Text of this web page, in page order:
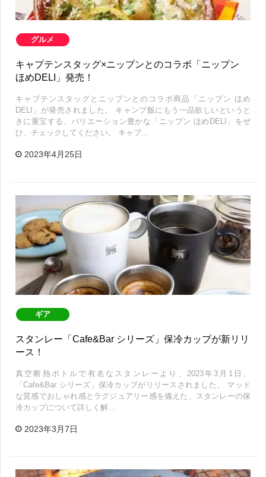
グルメ
キャプテンスタッグ×ニップンとのコラボ「ニップン
ほめDELI」発売！
キャプテンスタッグとニップンとのコラボ商品「ニップン ほめ
DELI」が発売されました。 キャンプ飯にもう一品欲しいというと
きに重宝する、バリエーション豊かな「ニップン ほめDELI」をぜ
ひ、チェックしてください。 キャプ…
2023年4月25日
ギア
スタンレー「Cafe&Bar シリーズ」保冷カップが新リリ
ース！
真空断熱ボトルで有名なスタンレーより、2023年3月1日、
「Cafe&Bar シリーズ」保冷カップがリリースされました。 マッド
な質感でおしゃれ感とラグジュアリー感を備えた、スタンレーの保
冷カップについて詳しく解…
2023年3月7日